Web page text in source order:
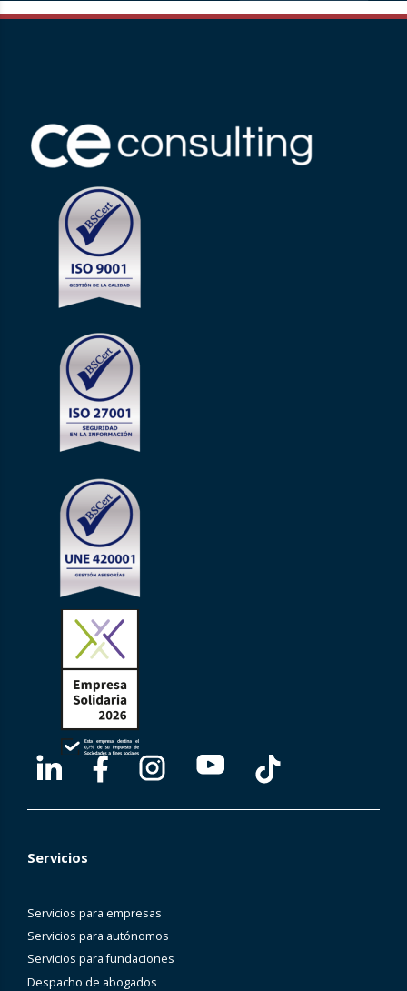
Servicios
Servicios para empresas
Servicios para autónomos
Servicios para fundaciones
Despacho de abogados